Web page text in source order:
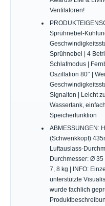
Ventilatoren!
Sprühnebel-
Sprühnebel | 4
Schlafmodus |
Oszillation 80° |
Signalton | Leicht
Wassertank,
Speicherfunktion
ABMESSUNGEN:
(Schwenkkopf)
Luftauslass-
Durchmesser: Ø 35
7, 8 kg | INFO:
unterstützte
wurde fachlich